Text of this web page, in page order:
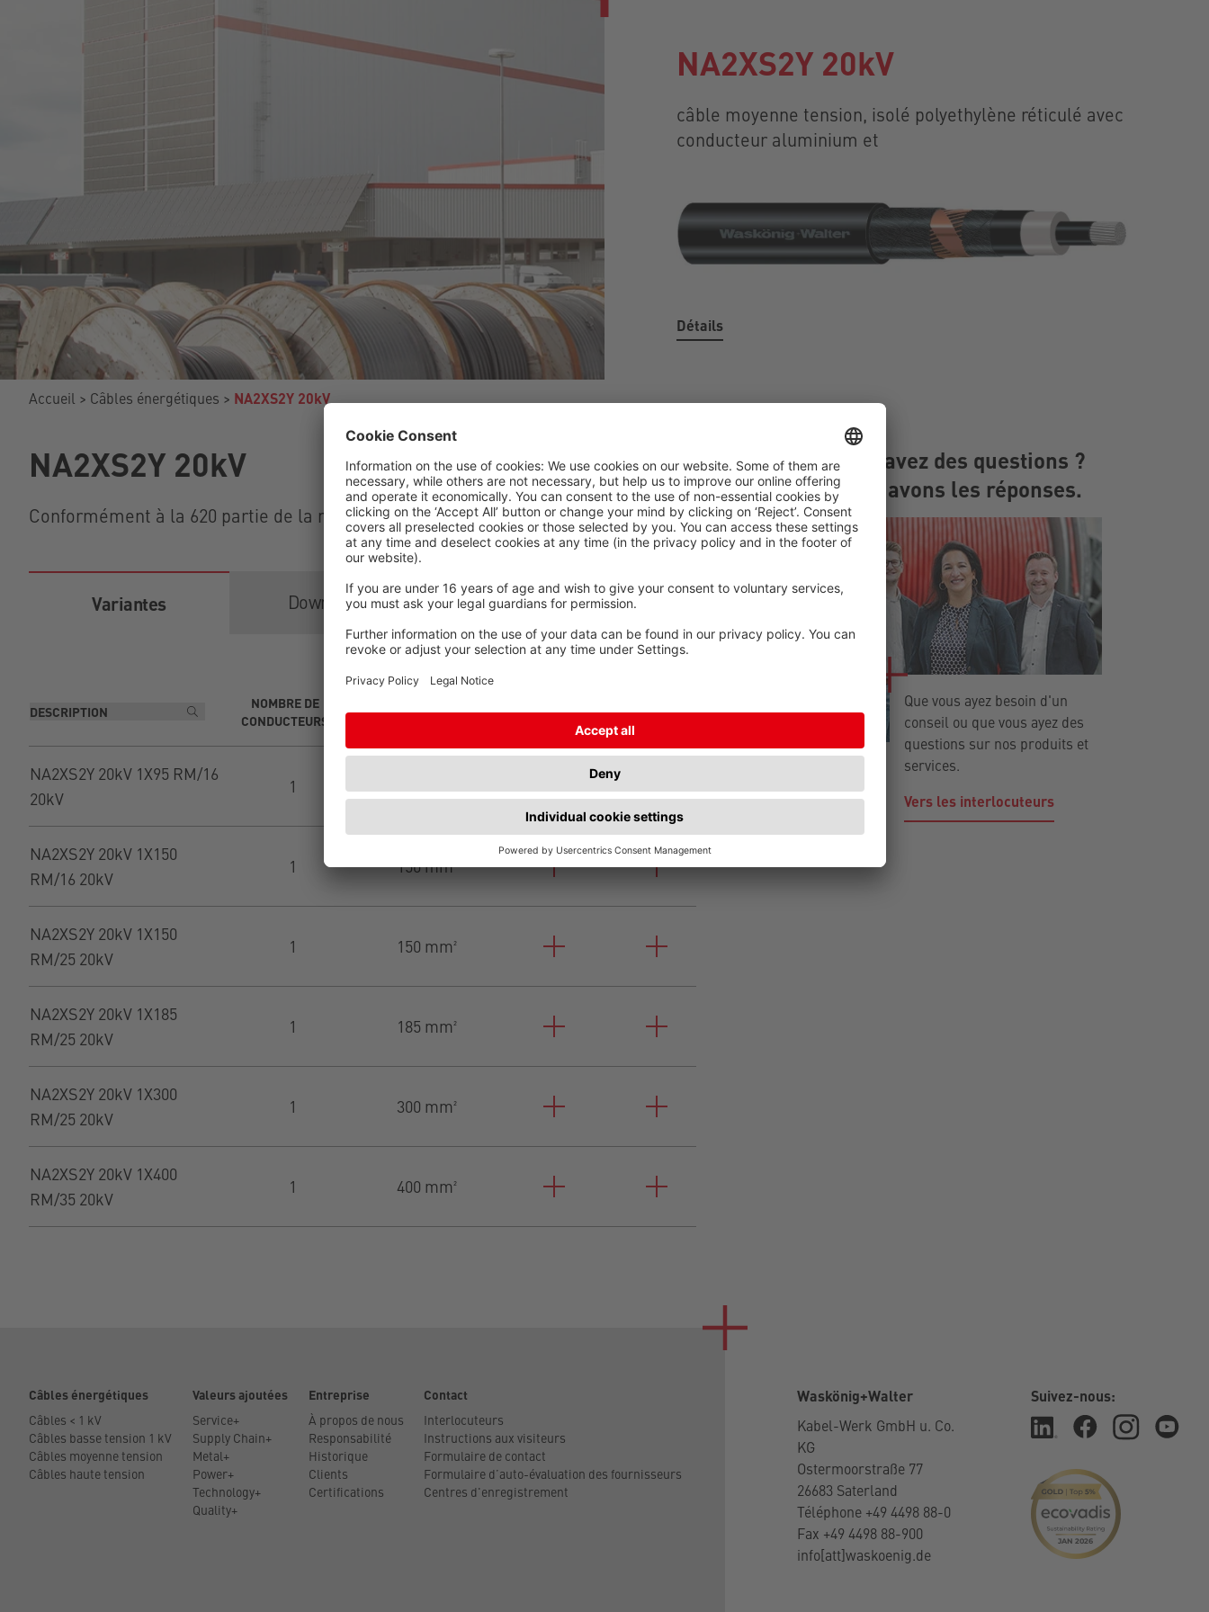
NA2XS2Y 20kV
câble moyenne tension, isolé polyethylène réticulé avec
conducteur aluminium et
Détails
Accueil Câbles énergétiques NA2XS2Y 20kV
NA2XS2Y 20kV
Conformément à la 620 partie de la norme VDE 0276.
Variantes Downloads Sous-longueurs et sur-longueurs
NOMBRE DE
CONDUCTEURS
NOMINALE DE
SPÉCIFICATIONS PRODUIT
NA2XS2Y 20kV 1X95 RM/16
20kV
1 95 mm²
NA2XS2Y 20kV 1X150
RM/16 20kV
1 150 mm²
NA2XS2Y 20kV 1X150
RM/25 20kV
1 150 mm²
NA2XS2Y 20kV 1X185
RM/25 20kV
1 185 mm²
NA2XS2Y 20kV 1X300
RM/25 20kV
1 300 mm²
NA2XS2Y 20kV 1X400
RM/35 20kV
1 400 mm²
Vous avez des questions ?
Nous avons les réponses.
Que vous ayez besoin d'un
conseil ou que vous ayez des
questions sur nos produits et
services.
Vers les interlocuteurs
Câbles énergétiques
Câbles < 1 kV
Câbles basse tension 1 kV
Câbles moyenne tension
Câbles haute tension
Valeurs ajoutées
Service+
Supply Chain+
Metal+
Power+
Technology+
Quality+
Entreprise
À propos de nous
Responsabilité
Historique
Clients
Certifications
Contact
Interlocuteurs
Instructions aux visiteurs
Formulaire de contact
Formulaire d’auto-évaluation des fournisseurs
Centres d'enregistrement
Waskönig+Walter
Kabel-Werk GmbH u. Co.
KG
Ostermoorstraße 77
26683 Saterland
Téléphone +49 4498 88-0
Fax +49 4498 88-900
info[att]waskoenig.de
Suivez-nous: